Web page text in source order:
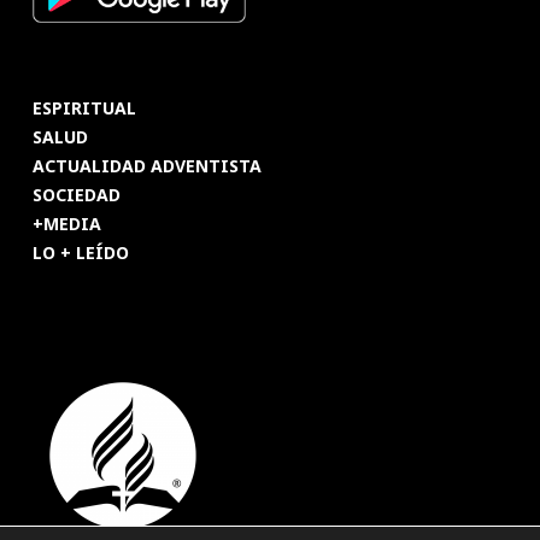
ESPIRITUAL
SALUD
ACTUALIDAD ADVENTISTA
SOCIEDAD
+MEDIA
LO + LEÍDO